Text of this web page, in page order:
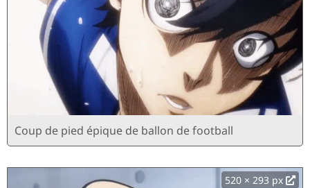
Coup de pied épique de ballon de football
520 × 293 px